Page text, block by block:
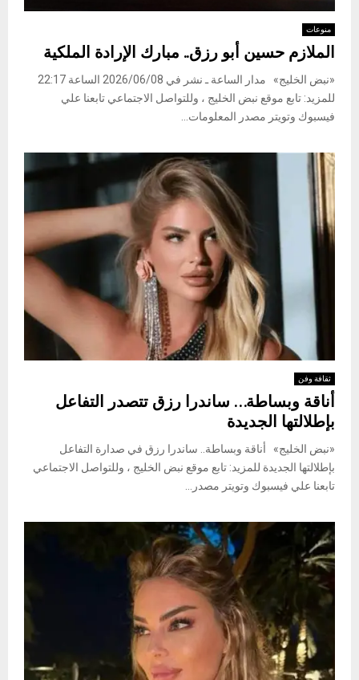
منوعات
الملازم حسين أبو رزق.. مبارك الإرادة الملكية
«نبض الخليج» مدار الساعة ـ نشر في 2026/06/08 الساعة 22:17
للمزيد: تابع موقع نبض الخليج ، وللتواصل الاجتماعي تابعنا علي
فيسبوك وتويتر مصدر المعلومات...
ثقافة وفن
أناقة وبساطة… ساندرا رزق تتصدر التفاعل
بإطلالتها الجديدة
«نبض الخليج» أناقة وبساطة.. ساندرا رزق في صدارة التفاعل
بإطلالتها الجديدة للمزيد: تابع موقع نبض الخليج ، وللتواصل الاجتماعي
تابعنا علي فيسبوك وتويتر مصدر...